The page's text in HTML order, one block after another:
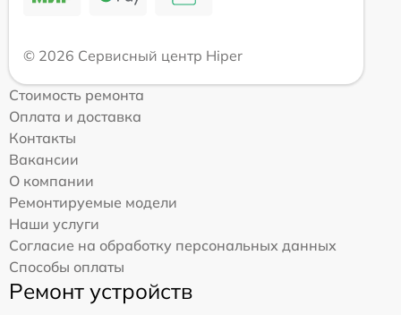
© 2026 Сервисный центр Hiper
Стоимость ремонта
Оплата и доставка
Контакты
Вакансии
О компании
Ремонтируемые модели
Наши услуги
Согласие на обработку персональных данных
Способы оплаты
Ремонт устройств